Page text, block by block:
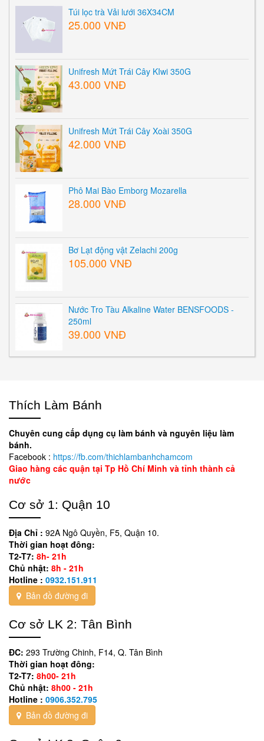
Túi lọc trà Vải lưới 36X34CM
25.000 VNĐ
Unifresh Mứt Trái Cây KIwi 350G
43.000 VNĐ
Unifresh Mứt Trái Cây Xoài 350G
42.000 VNĐ
Phô Mai Bào Emborg Mozarella
28.000 VNĐ
Bơ Lạt động vật Zelachi 200g
105.000 VNĐ
Nước Tro Tàu Alkaline Water BENSFOODS -
250ml
39.000 VNĐ
Thích Làm Bánh
Chuyên cung cấp dụng cụ làm bánh và nguyên liệu làm
bánh.
Facebook : https://fb.com/thichlambanhchamcom
Giao hàng các quận tại Tp Hồ Chí Minh và tỉnh thành cả
nước
Cơ sở 1: Quận 10
Địa Chỉ : 92A Ngô Quyền, F5, Quận 10.
Thời gian hoạt đông:
T2-T7: 8h- 21h
Chủ nhật: 8h - 21h
Hotline : 0932.151.911
Bản đồ đường đi
Cơ sở LK 2: Tân Bình
ĐC: 293 Trường Chinh, F14, Q. Tân Bình
Thời gian hoạt đông:
T2-T7: 8h00- 21h
Chủ nhật: 8h00 - 21h
Hotline : 0906.352.795
Bản đồ đường đi